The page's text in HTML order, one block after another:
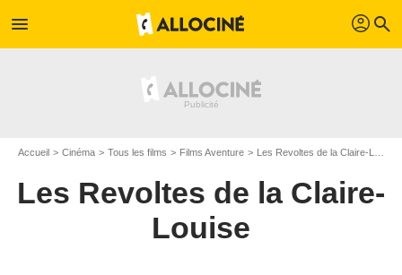
menu profil search
Accueil Cinéma Tous les films Films Aventure Les Revoltes de la Claire-Louise
Les Revoltes de la Claire-
Louise